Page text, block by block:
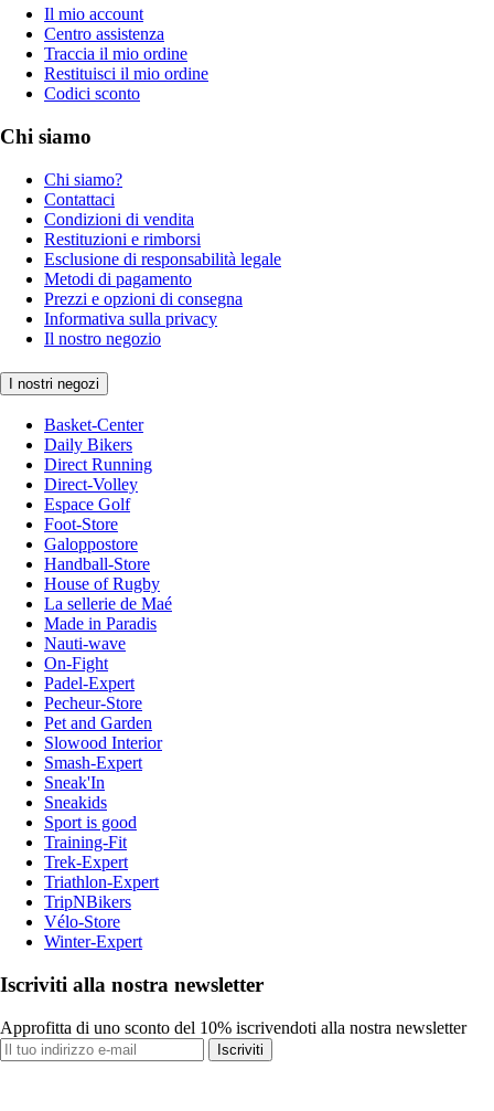
Il mio account
Centro assistenza
Traccia il mio ordine
Restituisci il mio ordine
Codici sconto
Chi siamo
Chi siamo?
Contattaci
Condizioni di vendita
Restituzioni e rimborsi
Esclusione di responsabilità legale
Metodi di pagamento
Prezzi e opzioni di consegna
Informativa sulla privacy
Il nostro negozio
I nostri negozi
Basket-Center
Daily Bikers
Direct Running
Direct-Volley
Espace Golf
Foot-Store
Galoppostore
Handball-Store
House of Rugby
La sellerie de Maé
Made in Paradis
Nauti-wave
On-Fight
Padel-Expert
Pecheur-Store
Pet and Garden
Slowood Interior
Smash-Expert
Sneak'In
Sneakids
Sport is good
Training-Fit
Trek-Expert
Triathlon-Expert
TripNBikers
Vélo-Store
Winter-Expert
Iscriviti alla nostra newsletter
Approfitta di uno sconto del 10% iscrivendoti alla nostra newsletter
Iscriviti